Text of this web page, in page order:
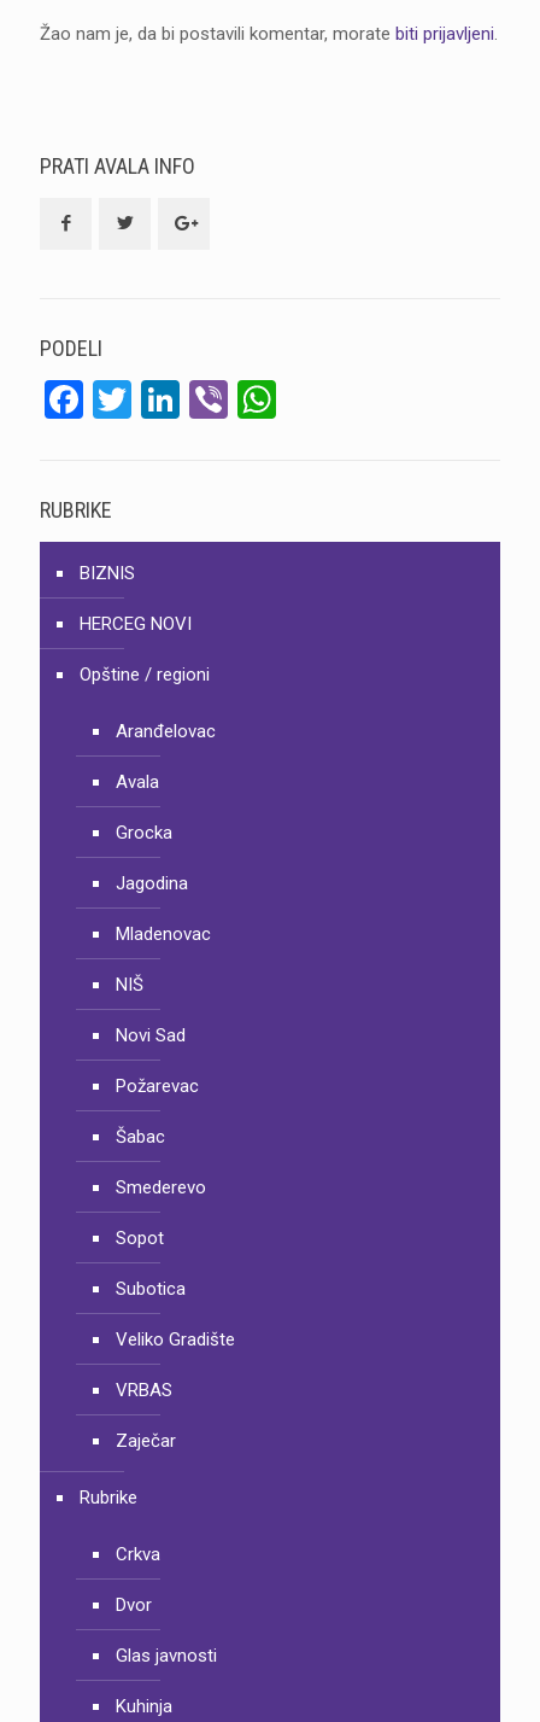
Žao nam je, da bi postavili komentar, morate biti prijavljeni.
PRATI AVALA INFO
PODELI
Facebook
Twitter
LinkedIn
Viber
RUBRIKE
BIZNIS
HERCEG NOVI
Opštine / regioni
Aranđelovac
Avala
Grocka
Jagodina
Mladenovac
NIŠ
Novi Sad
Požarevac
Šabac
Smederevo
Sopot
Subotica
Veliko Gradište
VRBAS
Zaječar
Rubrike
Crkva
Dvor
Glas javnosti
Kuhinja